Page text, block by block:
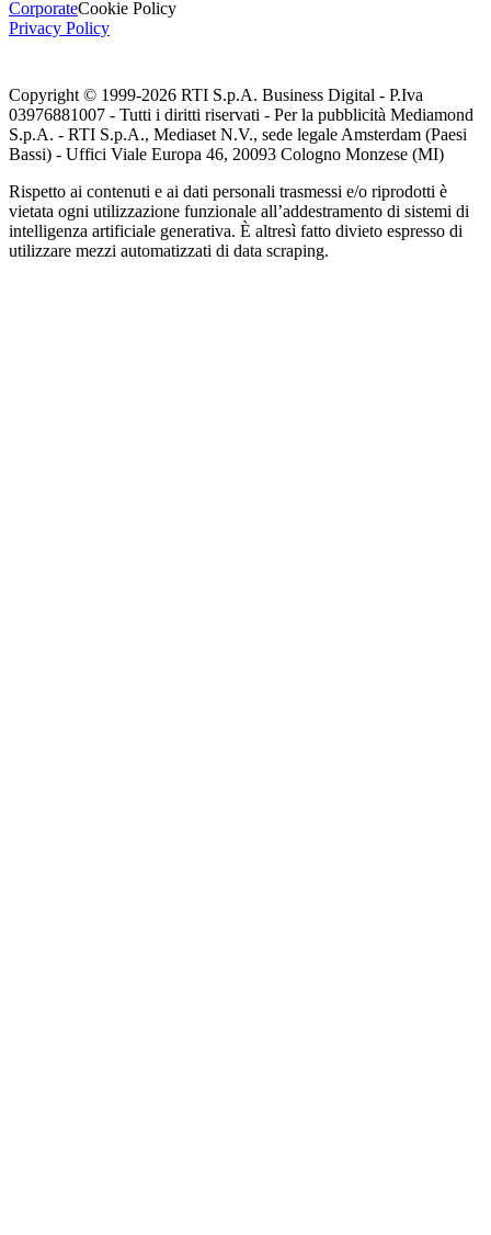
CorporateCookie Policy
Privacy Policy
Copyright © 1999-2026 RTI S.p.A. Business Digital - P.Iva
03976881007 - Tutti i diritti riservati - Per la pubblicità Mediamond
S.p.A. - RTI S.p.A., Mediaset N.V., sede legale Amsterdam (Paesi
Bassi) - Uffici Viale Europa 46, 20093 Cologno Monzese (MI)
Rispetto ai contenuti e ai dati personali trasmessi e/o riprodotti è
vietata ogni utilizzazione funzionale all’addestramento di sistemi di
intelligenza artificiale generativa. È altresì fatto divieto espresso di
utilizzare mezzi automatizzati di data scraping.